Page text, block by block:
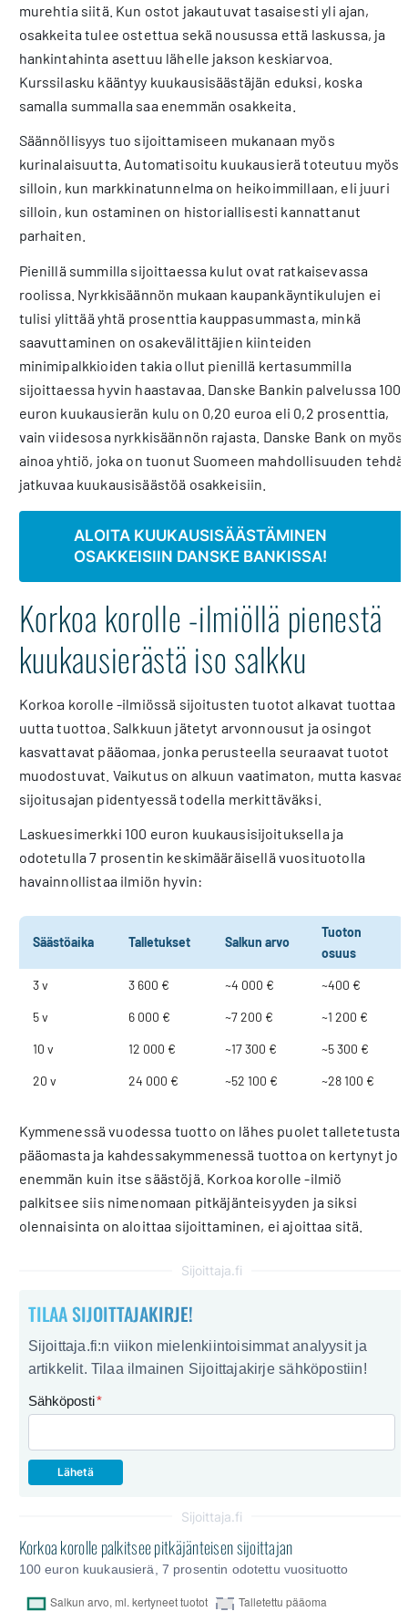
murehtia siitä. Kun ostot jakautuvat tasaisesti yli ajan,
osakkeita tulee ostettua sekä nousussa että laskussa, ja
hankintahinta asettuu lähelle jakson keskiarvoa.
Kurssilasku kääntyy kuukausisäästäjän eduksi, koska
samalla summalla saa enemmän osakkeita.
Säännöllisyys tuo sijoittamiseen mukanaan myös
kurinalaisuutta. Automatisoitu kuukausierä toteutuu myös
silloin, kun markkinatunnelma on heikoimmillaan, eli juuri
silloin, kun ostaminen on historiallisesti kannattanut
parhaiten.
Pienillä summilla sijoittaessa kulut ovat ratkaisevassa
roolissa. Nyrkkisäännön mukaan kaupankäyntikulujen ei
tulisi ylittää yhtä prosenttia kauppasummasta, minkä
saavuttaminen on osakevälittäjien kiinteiden
minimipalkkioiden takia ollut pienillä kertasummilla
sijoittaessa hyvin haastavaa. Danske Bankin palvelussa 100
euron kuukausierän kulu on 0,20 euroa eli 0,2 prosenttia,
vain viidesosa nyrkkisäännön rajasta. Danske Bank on myös
ainoa yhtiö, joka on tuonut Suomeen mahdollisuuden tehdä
jatkuvaa kuukausisäästöä osakkeisiin.
ALOITA KUUKAUSISÄÄSTÄMINEN
OSAKKEISIIN DANSKE BANKISSA!
Korkoa korolle -ilmiöllä pienestä
kuukausierästä iso salkku
Korkoa korolle -ilmiössä sijoitusten tuotot alkavat tuottaa
uutta tuottoa. Salkkuun jätetyt arvonnousut ja osingot
kasvattavat pääomaa, jonka perusteella seuraavat tuotot
muodostuvat. Vaikutus on alkuun vaatimaton, mutta kasvaa
sijoitusajan pidentyessä todella merkittäväksi.
Laskuesimerkki 100 euron kuukausisijoituksella ja
odotetulla 7 prosentin keskimääräisellä vuosituotolla
havainnollistaa ilmiön hyvin:
Säästöaika Talletukset Salkun arvo
Tuoton
osuus
3 v 3 600 € ~4 000 € ~400 €
5 v 6 000 € ~7 200 € ~1 200 €
10 v 12 000 € ~17 300 € ~5 300 €
20 v 24 000 € ~52 100 € ~28 100 €
Kymmenessä vuodessa tuotto on lähes puolet talletetusta
pääomasta ja kahdessakymmenessä tuottoa on kertynyt jo
enemmän kuin itse säästöjä. Korkoa korolle -ilmiö
palkitsee siis nimenomaan pitkäjänteisyyden ja siksi
olennaisinta on aloittaa sijoittaminen, ei ajoittaa sitä.
Sijoittaja.fi
TILAA SIJOITTAJAKIRJE!
Sijoittaja.fi:n viikon mielenkiintoisimmat analyysit ja
artikkelit. Tilaa ilmainen Sijoittajakirje sähköpostiin!
Sähköposti*
Sijoittaja.fi
Korkoa korolle palkitsee pitkäjänteisen sijoittajan
100 euron kuukausierä, 7 prosentin odotettu vuosituotto